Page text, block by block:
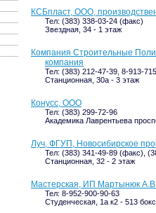
КСБпласт, ООО,
Тел: (383) 338-03-24 (факс)
Звездная, 34 - 1 этаж
Компания Строительные
компания
Тел: (383) 212-47-39, 8-913-
Станционная, 30а - 3 этаж
Конусс, ООО
Тел: (383) 299-72-96
Академика Лаврентьева
Луч, ФГУП, Новосибирское
Тел: (383) 341-49-89 (факс),
Станционная, 32 - 2 этаж
Мастерская, ИП Мартынюк
Тел: 8-952-900-90-63
Студенческая, 1а к2 - 513 бокс